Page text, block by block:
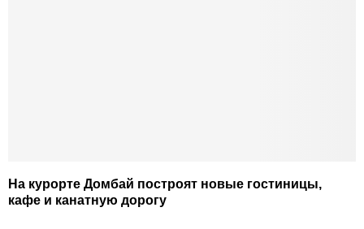
На курорте Домбай построят новые гостиницы,
кафе и канатную дорогу